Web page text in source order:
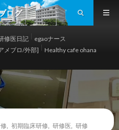
ログ
修医日記
egaoナース
メブロ/外部]
Healthy cafe ohana
初期臨床研修 研修医 研修